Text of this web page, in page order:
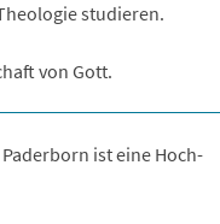
studieren.
von Gott.
ist eine Hoch-